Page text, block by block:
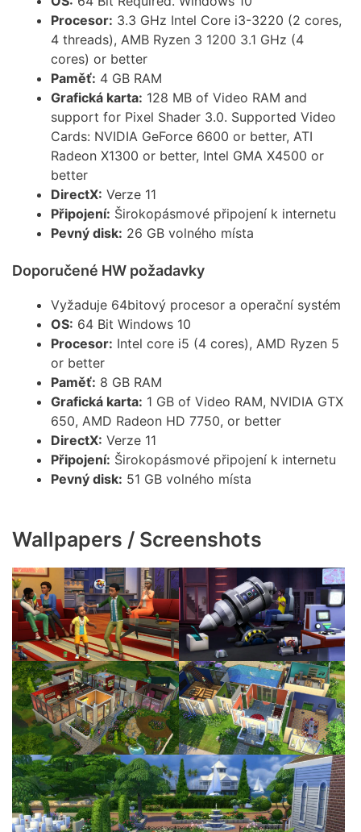
Procesor: 3.3 GHz Intel Core i3-3220 (2 cores,
4 threads), AMB Ryzen 3 1200 3.1 GHz (4
cores) or better
Paměť: 4 GB RAM
Grafická karta: 128 MB of Video RAM and
support for Pixel Shader 3.0. Supported Video
Cards: NVIDIA GeForce 6600 or better, ATI
Radeon X1300 or better, Intel GMA X4500 or
better
DirectX: Verze 11
Připojení: Širokopásmové připojení k internetu
Pevný disk: 26 GB volného místa
Doporučené HW požadavky
Vyžaduje 64bitový procesor a operační systém
OS: 64 Bit Windows 10
Procesor: Intel core i5 (4 cores), AMD Ryzen 5
or better
Paměť: 8 GB RAM
Grafická karta: 1 GB of Video RAM, NVIDIA GTX
650, AMD Radeon HD 7750, or better
DirectX: Verze 11
Připojení: Širokopásmové připojení k internetu
Pevný disk: 51 GB volného místa
Wallpapers / Screenshots